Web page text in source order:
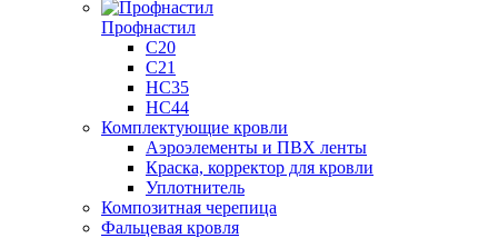
Профнастил
C20
C21
НС35
НС44
Комплектующие кровли
Аэроэлементы и ПВХ ленты
Краска, корректор для кровли
Уплотнитель
Композитная черепица
Фальцевая кровля